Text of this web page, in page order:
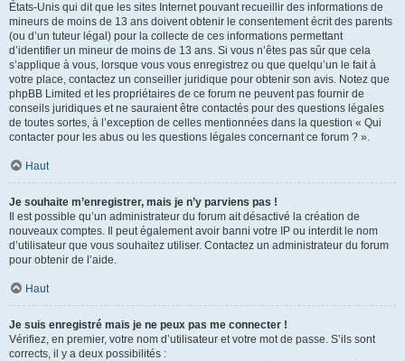
États-Unis qui dit que les sites Internet pouvant recueillir des informations de
mineurs de moins de 13 ans doivent obtenir le consentement écrit des parents
(ou d’un tuteur légal) pour la collecte de ces informations permettant
d’identifier un mineur de moins de 13 ans. Si vous n’êtes pas sûr que cela
s’applique à vous, lorsque vous vous enregistrez ou que quelqu’un le fait à
votre place, contactez un conseiller juridique pour obtenir son avis. Notez que
phpBB Limited et les propriétaires de ce forum ne peuvent pas fournir de
conseils juridiques et ne sauraient être contactés pour des questions légales
de toutes sortes, à l’exception de celles mentionnées dans la question « Qui
contacter pour les abus ou les questions légales concernant ce forum ? ».
Haut
Je souhaite m’enregistrer, mais je n’y parviens pas !
Il est possible qu’un administrateur du forum ait désactivé la création de
nouveaux comptes. Il peut également avoir banni votre IP ou interdit le nom
d’utilisateur que vous souhaitez utiliser. Contactez un administrateur du forum
pour obtenir de l’aide.
Haut
Je suis enregistré mais je ne peux pas me connecter !
Vérifiez, en premier, votre nom d’utilisateur et votre mot de passe. S’ils sont
corrects, il y a deux possibilités :